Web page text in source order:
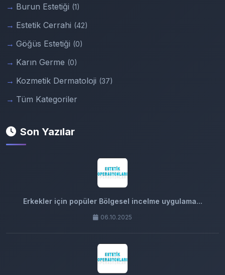
Burun Estetiği (1)
Estetik Cerrahi (42)
Göğüs Estetiği (0)
Karın Germe (0)
Kozmetik Dermatoloji (37)
Tüm Kategoriler
Son Yazılar
Erkekler için popüler Bölgesel incelme uygulama...
06.10.2025